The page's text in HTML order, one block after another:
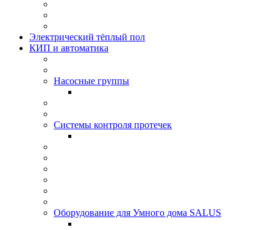
Электрический тёплый пол
КИП и автоматика
Насосные группы
Системы контроля протeчек
Оборудование для Умного дома SALUS